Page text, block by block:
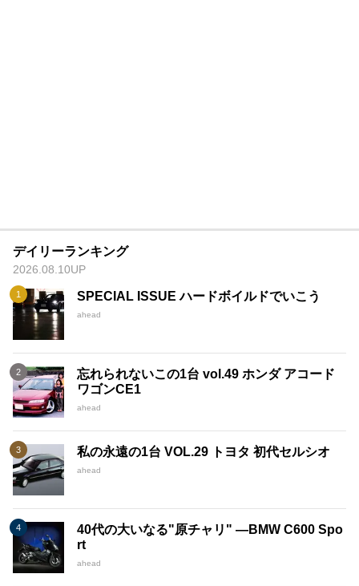
デイリーランキング
2026.08.10UP
SPECIAL ISSUE ハードボイルドでいこう
ahead
忘れられないこの1台 vol.49 ホンダ アコード
ワゴンCE1
ahead
私の永遠の1台 VOL.29 トヨタ 初代セルシオ
ahead
40代の大いなる"原チャリ" ―BMW C600 Spo
rt
ahead